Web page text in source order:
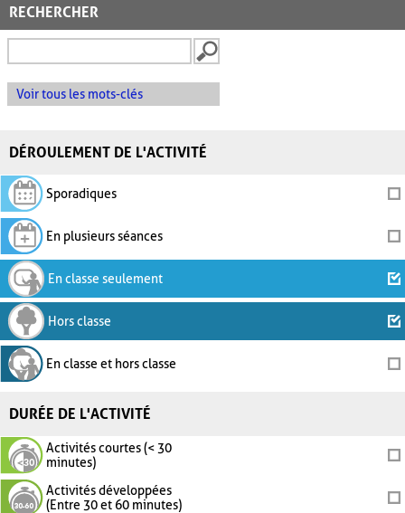
RECHERCHER
Voir tous les mots-clés
DÉROULEMENT DE L'ACTIVITÉ
Sporadiques
En plusieurs séances
En classe seulement
Hors classe
En classe et hors classe
DURÉE DE L'ACTIVITÉ
Activités courtes (< 30
minutes)
Activités développées
(Entre 30 et 60 minutes)